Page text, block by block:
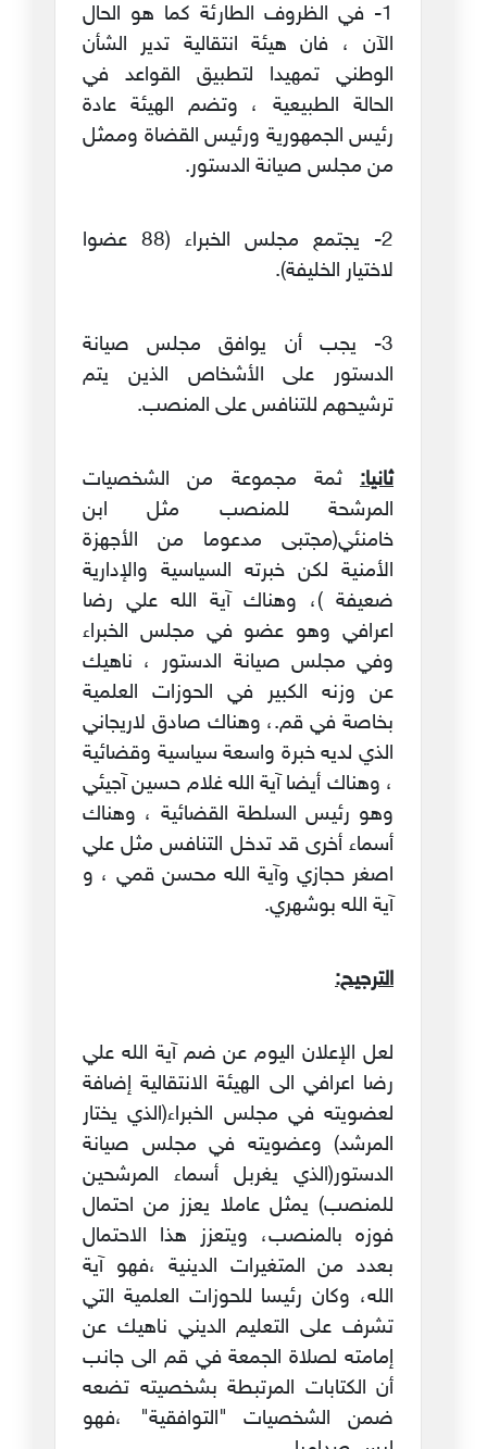
1- في الظروف الطارئة كما هو الحال
الآن ، فان هيئة انتقالية تدير الشأن
الوطني تمهيدا لتطبيق القواعد في
الحالة الطبيعية ، وتضم الهيئة عادة
رئيس الجمهورية ورئيس القضاة وممثل
من مجلس صيانة الدستور.
2- يجتمع مجلس الخبراء (88 عضوا
لاختيار الخليفة).
3- يجب أن يوافق مجلس صيانة
الدستور على الأشخاص الذين يتم
ترشيحهم للتنافس على المنصب.
ثانيا: ثمة مجموعة من الشخصيات
المرشحة للمنصب مثل ابن
خامنئي(مجتبى مدعوما من الأجهزة
الأمنية لكن خبرته السياسية والإدارية
ضعيفة )، وهناك آية الله علي رضا
اعرافي وهو عضو في مجلس الخبراء
وفي مجلس صيانة الدستور ، ناهيك
عن وزنه الكبير في الحوزات العلمية
بخاصة في قم.، وهناك صادق لاريجاني
الذي لديه خبرة واسعة سياسية وقضائية
، وهناك أيضا آية الله غلام حسين آجيئي
وهو رئيس السلطة القضائية ، وهناك
أسماء أخرى قد تدخل التنافس مثل علي
اصغر حجازي وآية الله محسن قمي ، و
آية الله بوشهري.
الترجيح:
لعل الإعلان اليوم عن ضم آية الله علي
رضا اعرافي الى الهيئة الانتقالية إضافة
لعضويته في مجلس الخبراء(الذي يختار
المرشد) وعضويته في مجلس صيانة
الدستور(الذي يغربل أسماء المرشحين
للمنصب) يمثل عاملا يعزز من احتمال
فوزه بالمنصب، ويتعزز هذا الاحتمال
بعدد من المتغيرات الدينية ،فهو آية
الله، وكان رئيسا للحوزات العلمية التي
تشرف على التعليم الديني ناهيك عن
إمامته لصلاة الجمعة في قم الى جانب
أن الكتابات المرتبطة بشخصيته تضعه
ضمن الشخصيات "التوافقية" ،فهو